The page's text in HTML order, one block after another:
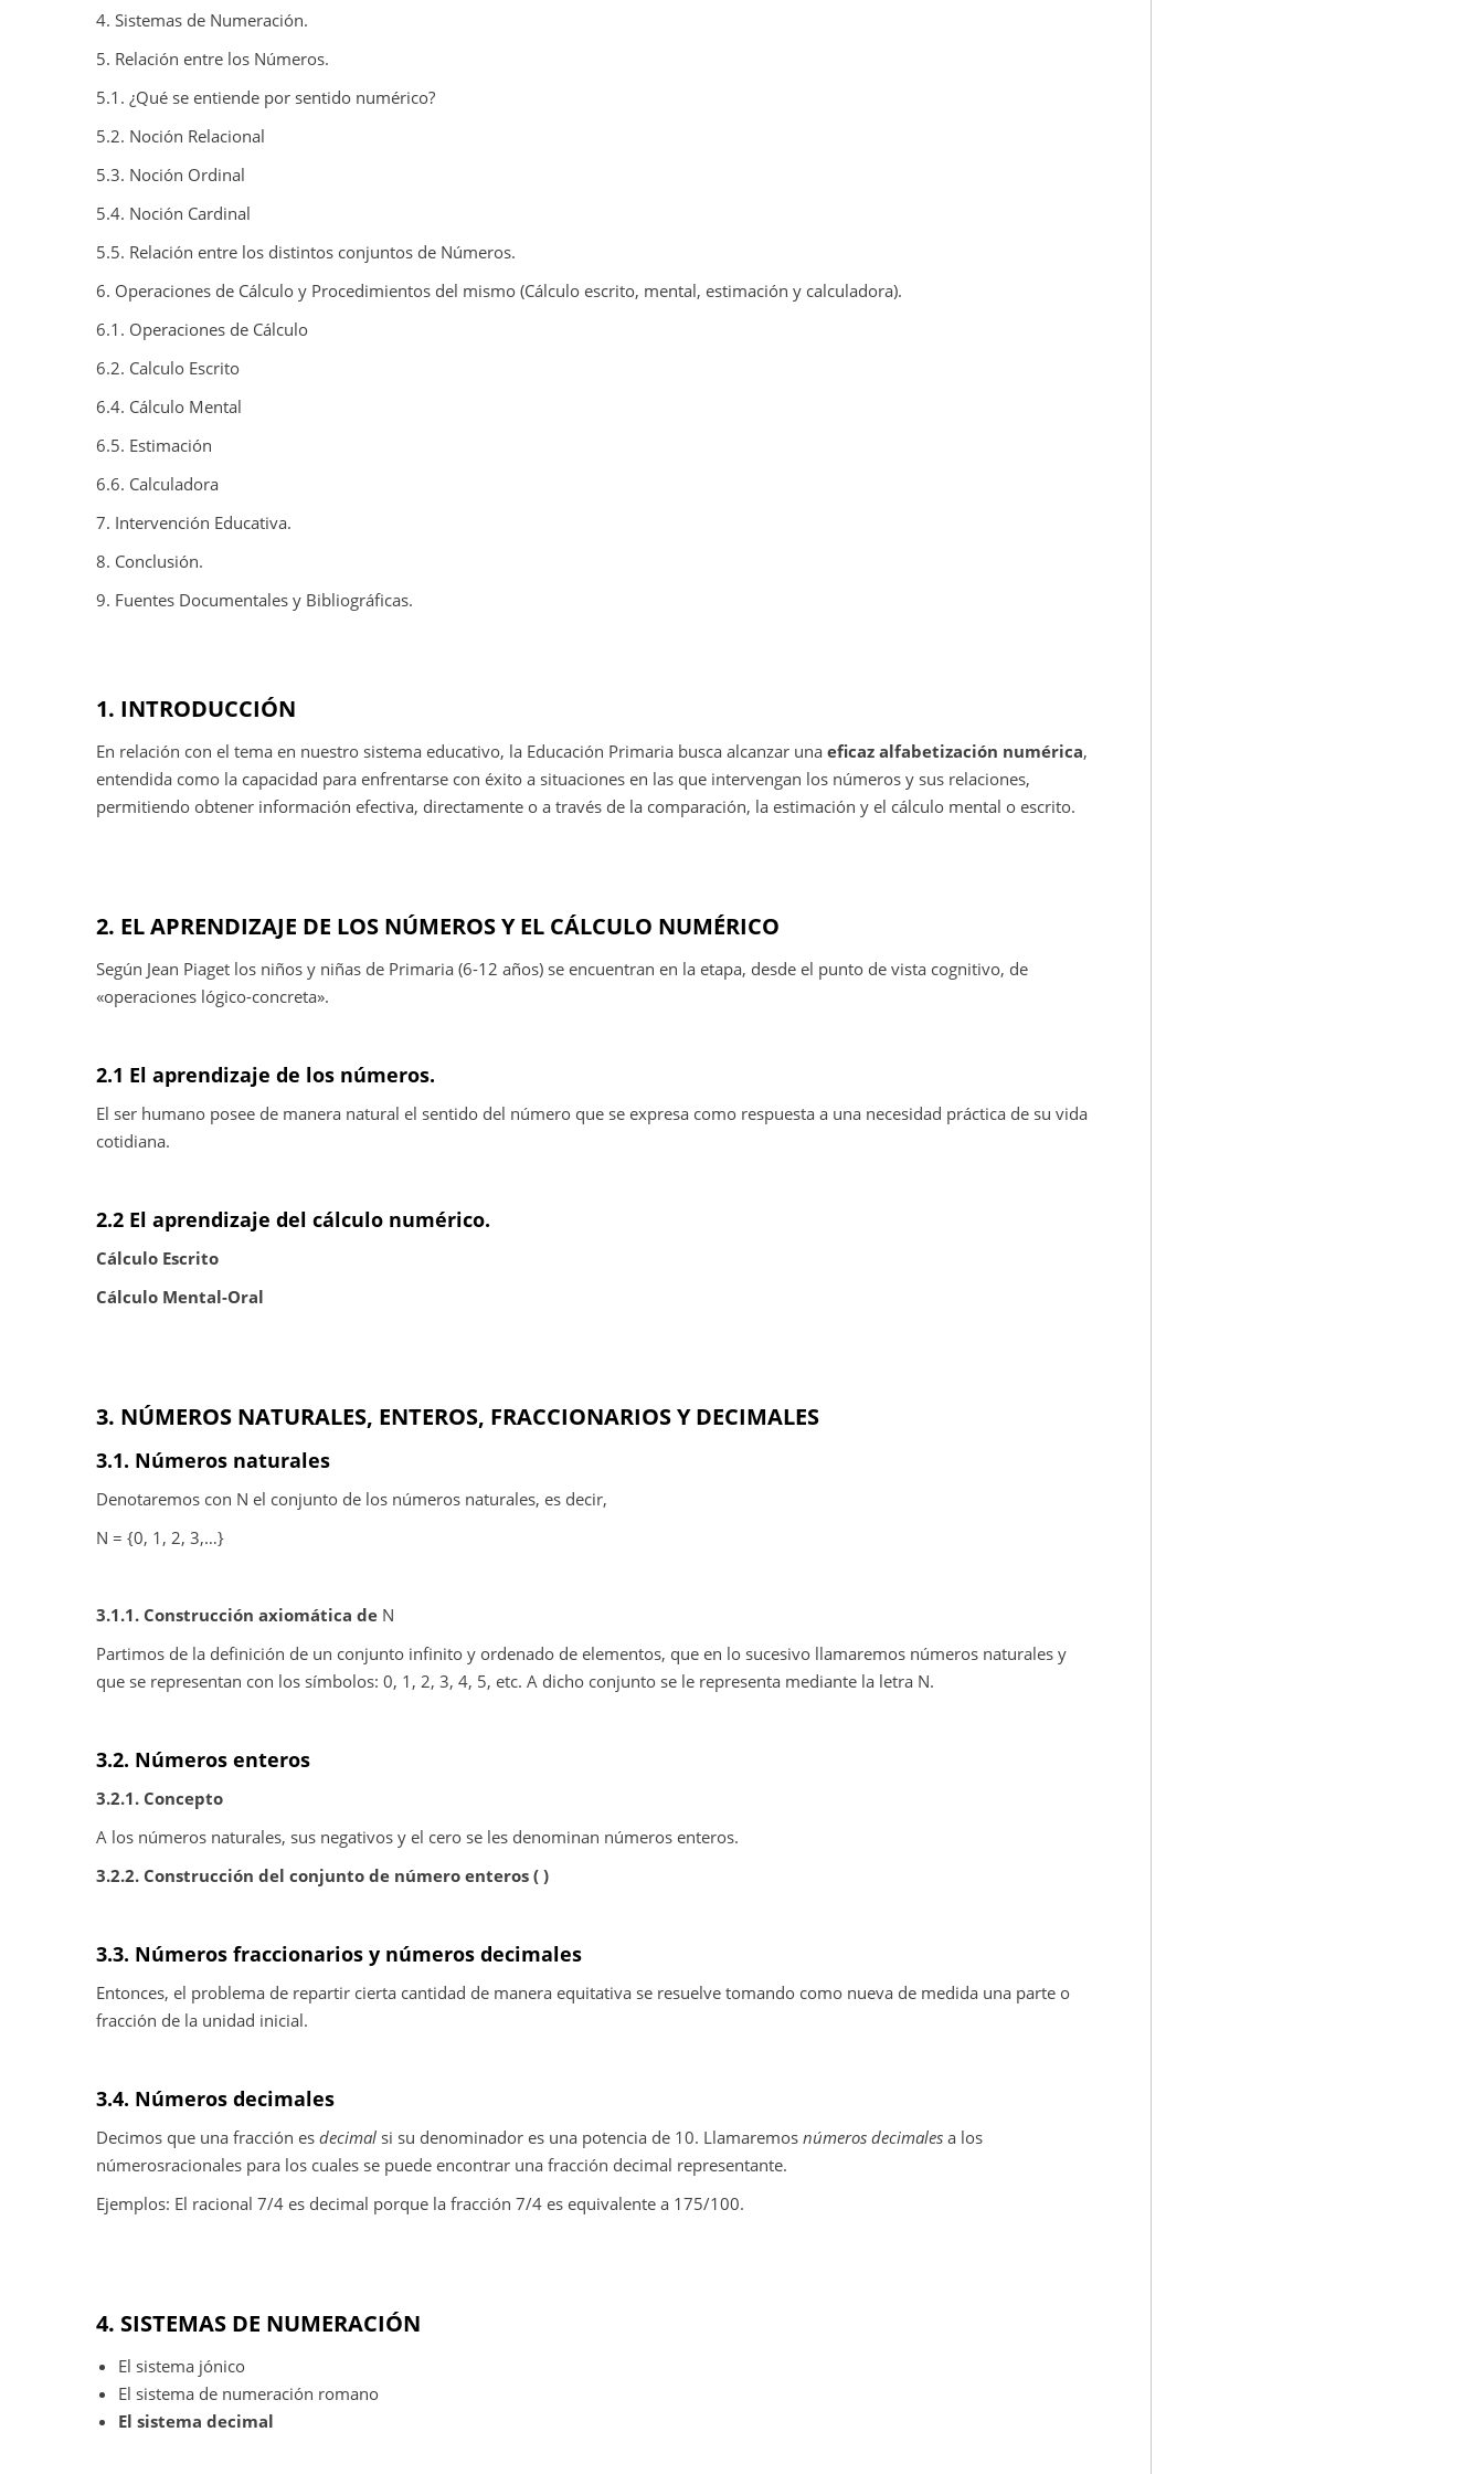
4. Sistemas de Numeración.
5. Relación entre los Números.
5.1. ¿Qué se entiende por sentido numérico?
5.2. Noción Relacional
5.3. Noción Ordinal
5.4. Noción Cardinal
5.5. Relación entre los distintos conjuntos de Números.
6. Operaciones de Cálculo y Procedimientos del mismo (Cálculo escrito, mental, estimación y calculadora).
6.1. Operaciones de Cálculo
6.2. Calculo Escrito
6.4. Cálculo Mental
6.5. Estimación
6.6. Calculadora
7. Intervención Educativa.
8. Conclusión.
9. Fuentes Documentales y Bibliográficas.
1. INTRODUCCIÓN
En relación con el tema en nuestro sistema educativo, la Educación Primaria busca alcanzar una eficaz alfabetización numérica,
entendida como la capacidad para enfrentarse con éxito a situaciones en las que intervengan los números y sus relaciones,
permitiendo obtener información efectiva, directamente o a través de la comparación, la estimación y el cálculo mental o escrito.
2. EL APRENDIZAJE DE LOS NÚMEROS Y EL CÁLCULO NUMÉRICO
Según Jean Piaget los niños y niñas de Primaria (6-12 años) se encuentran en la etapa, desde el punto de vista cognitivo, de
«operaciones lógico-concreta».
2.1 El aprendizaje de los números.
El ser humano posee de manera natural el sentido del número que se expresa como respuesta a una necesidad práctica de su vida
cotidiana.
2.2 El aprendizaje del cálculo numérico.
Cálculo Escrito
Cálculo Mental-Oral
3. NÚMEROS NATURALES, ENTEROS, FRACCIONARIOS Y DECIMALES
3.1. Números naturales
Denotaremos con Ν el conjunto de los números naturales, es decir,
Ν = {0, 1, 2, 3,…}
3.1.1. Construcción axiomática de Ν
Partimos de la definición de un conjunto infinito y ordenado de elementos, que en lo sucesivo llamaremos números naturales y
que se representan con los símbolos: 0, 1, 2, 3, 4, 5, etc. A dicho conjunto se le representa mediante la letra Ν.
3.2. Números enteros
3.2.1. Concepto
A los números naturales, sus negativos y el cero se les denominan números enteros.
3.2.2. Construcción del conjunto de número enteros ( )
3.3. Números fraccionarios y números decimales
Entonces, el problema de repartir cierta cantidad de manera equitativa se resuelve tomando como nueva de medida una parte o
fracción de la unidad inicial.
3.4. Números decimales
Decimos que una fracción es decimal si su denominador es una potencia de 10. Llamaremos números decimales a los
númerosracionales para los cuales se puede encontrar una fracción decimal representante.
Ejemplos: El racional 7/4 es decimal porque la fracción 7/4 es equivalente a 175/100.
4. SISTEMAS DE NUMERACIÓN
El sistema jónico
El sistema de numeración romano
El sistema decimal